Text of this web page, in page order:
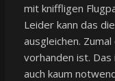
mit kniffligen
Leider kann das
ausgleichen.
vorhanden ist.
auch kaum